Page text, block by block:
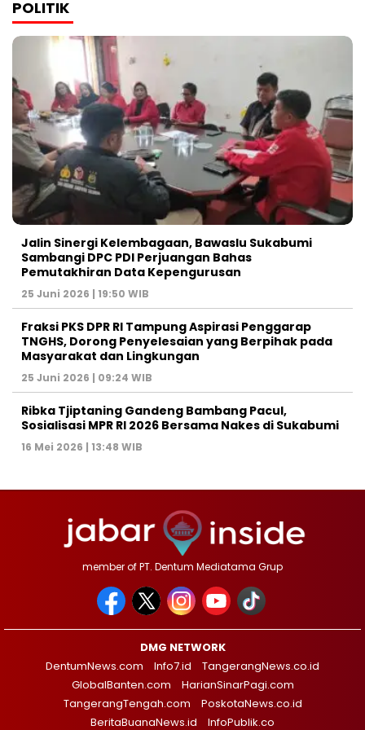
POLITIK
Jalin Sinergi Kelembagaan, Bawaslu Sukabumi
Sambangi DPC PDI Perjuangan Bahas
Pemutakhiran Data Kepengurusan
25 Juni 2026 | 19:50 WIB
‎Fraksi PKS DPR RI Tampung Aspirasi Penggarap
TNGHS, Dorong Penyelesaian yang Berpihak pada
Masyarakat dan Lingkungan‎
25 Juni 2026 | 09:24 WIB
Ribka Tjiptaning Gandeng Bambang Pacul,
Sosialisasi MPR RI 2026 Bersama Nakes di Sukabumi
16 Mei 2026 | 13:48 WIB
member of PT. Dentum Mediatama Grup
DMG NETWORK
DentumNews.com
Info7.id
TangerangNews.co.id
GlobalBanten.com
HarianSinarPagi.com
TangerangTengah.com
PoskotaNews.co.id
BeritaBuanaNews.id
InfoPublik.co